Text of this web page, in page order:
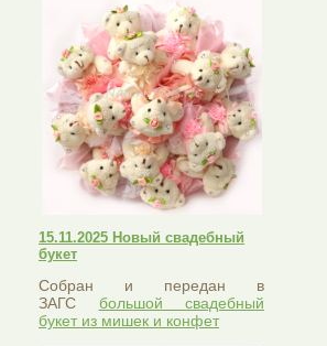
15.11.2025 Новый свадебный
букет
Собран и передан в
ЗАГС большой свадебный
букет из мишек и конфет